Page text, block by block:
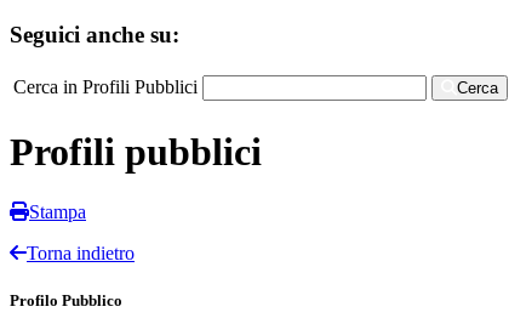
Seguici anche su:
Cerca in Profili Pubblici Cerca
Profili pubblici
Stampa
Torna indietro
Profilo Pubblico